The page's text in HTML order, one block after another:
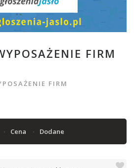
FIRM
FIRM
Cena Dodane